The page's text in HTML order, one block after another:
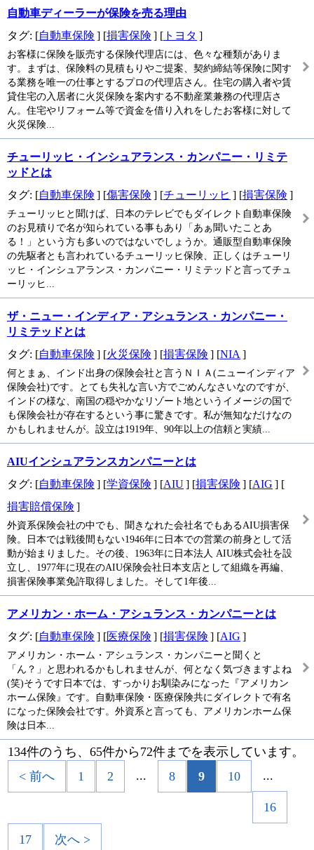
自動車ディーラーが保険を売る理由
タグ: [自動車保険 ] [損害保険 ] [ トヨタ ]
お客様に保険を販売する保険代理店には、色々な種類がありま
す。まずは、保険料の見積もりやご提案、契約締結等保険に関す
る業務を唯一の仕事とするプロの代理店さん。住宅の購入者や賃
貸住宅の入居者に火災保険を案内する不動産業兼務の代理店さ
ん。住宅やリフォーム等で資金を借り入れをしたお客様に対して
火災保険...
チューリッヒ・インシュアランス・カンパニー・リミテ
ッドとは
タグ: [自動車保険 ] [傷害保険 ] [チューリッヒ ] [損害保険 ]
チューリッヒと聞けば、日本のテレビでもダイレクト自動車保険
のお見積りで名が知られている事もあり「あぁ聞いたことあ
る！」という方も多いのではないでしょうか。通販型自動車保険
の先駆者とも言われているチューリッヒ保険、正しくはチューリ
ッヒ・インシュアランス・カンパニー・リミテッドと言ってチュ
ーリッヒ...
ザ・ニュー・インディア・アシュランス・カンパニー・
リミテッドとは
タグ: [自動車保険 ] [火災保険 ] [損害保険 ] [NIA ]
何とまぁ、インド出身の保険会社と言うＮＩＡ(ニューインディア
保険会社)です。とても失礼な言い方でごめんなさいなのですが、
インドの様な、南国の穏やかなリゾート地というイメージの国で
も保険会社が存在するという事に驚きです。私が無知なだけなの
かもしれませんが。設立は1919年、90年以上の信頼と実績...
AIUインシュアランスカンパニーとは
タグ: [自動車保険 ] [学資保険 ] [AIU] [損害保険 ] [AIG ] [
損害賠償保険 ]
外資系保険会社の中でも、聞きなれた会社名でもあるAIU損害保
険。日本では戦後間もない1946年に日本での営業の前身として活
動が始まりました。その後、1963年に日本法人 AIU株式会社を設
立し、1977年に現在のAIU保険会社日本支店として組織を再編、
損害保険事業免許取得しました。そして1年後...
アメリカン・ホーム・アシュランス・カンパニーとは
タグ: [自動車保険 ] [医療保険 ] [損害保険 ] [AIG ]
アメリカン・ホーム・アシュランス・カンパニーと聞くと
「ん？」と思われるかもしれませんが、何となく気づきますよね
(笑)そうです日本では、すっかりお馴染みになった『アメリカン
ホーム保険』です。自動車保険・医療保険共にダイレクトで有名
になった保険会社です。外資系と言っても、アメリカンホーム保
険は日本...
134件のうち、65件から72件までを表示しています。
< 前へ
1 2 ... 8 9 10 ...
16
17 次へ >